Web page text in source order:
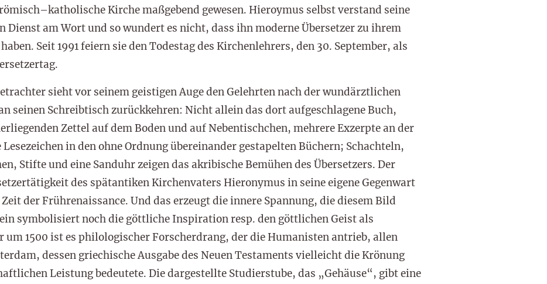
Kirche maßgebend gewesen. Hieroymus selbst verstand seine
Dienst am Wort und so wundert es nicht, dass ihn moderne Übersetzer zu ihrem
Seit 1991 feiern sie den Todestag des Kirchenlehrers, den 30. September, als
sieht vor seinem geistigen Auge den Gelehrten nach der wundärztlichen
seinen Schreibtisch zurückkehren: Nicht allein das dort aufgeschlagene Buch,
Zettel auf dem Boden und auf Nebentischchen, mehrere Exzerpte an der
Lesezeichen in den ohne Ordnung übereinander gestapelten Büchern; Schachteln,
Stifte und eine Sanduhr zeigen das akribische Bemühen des Übersetzers. Der
des spätantiken Kirchenvaters Hieronymus in seine eigene Gegenwart
der Frührenaissance. Und das erzeugt die innere Spannung, die diesem Bild
symbolisiert noch die göttliche Inspiration resp. den göttlichen Geist als
um 1500 ist es philologischer Forscherdrang, der die Humanisten antrieb, allen
dessen griechische Ausgabe des Neuen Testaments vielleicht die Krönung
Leistung bedeutete. Die dargestellte Studierstube, das „Gehäuse“, gibt eine